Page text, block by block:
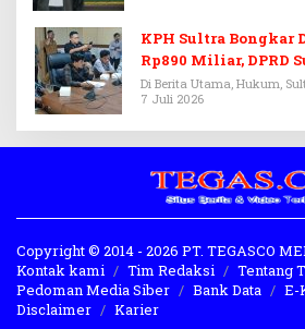
KPH Sultra Bongkar
Rp890 Miliar, DPRD
Di Berita Utama, Hukum,
7 Juli 2026
Copyright © 2014 - 2026 PT. TEGASCO
Kontak kami
Tim Redaksi
Tentang
Pedoman Media Siber
Bank Data
E-
Disclaimer
Karier